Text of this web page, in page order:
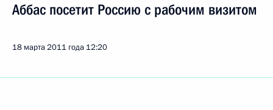
Аббас посетит Россию с рабочим визитом
18 марта 2011 года 12:20